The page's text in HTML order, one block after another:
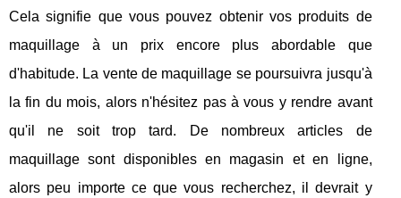
Cela signifie que vous pouvez obtenir vos produits de
maquillage à un prix encore plus abordable que
d'habitude. La vente de maquillage se poursuivra jusqu'à
la fin du mois, alors n'hésitez pas à vous y rendre avant
qu'il ne soit trop tard. De nombreux articles de
maquillage sont disponibles en magasin et en ligne,
alors peu importe ce que vous recherchez, il devrait y